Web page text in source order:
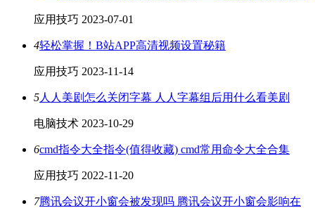
应用技巧 2023-07-01
4轻松掌握！B站APP高清视频设置秘籍
应用技巧 2023-11-14
5人人美剧怎么关闭字幕 人人字幕组后用什么看美剧
电脑技术 2023-10-29
6cmd指令大全指令(值得收藏) cmd常用命令大全合集
应用技巧 2022-11-20
7腾讯会议开小窗会被发现吗 腾讯会议开小窗会影响在